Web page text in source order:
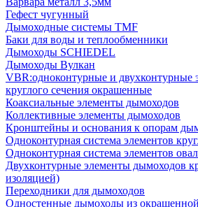
Гефест чугунный
Дымоходные системы TMF
Баки для воды и теплообменники
Дымоходы SCHIEDEL
Дымоходы Вулкан
VBR:одноконтурные и двухконтурные
круглого сечения окрашенные
Коаксиальные элементы дымоходов
Коллективные элементы дымоходов
Кронштейны и основания к опорам
Одноконтурная система элементов
Одноконтурная система элементов
Двухконтурные элементы дымоходов
изоляцией)
Переходники для дымоходов
Одностенные дымоходы из